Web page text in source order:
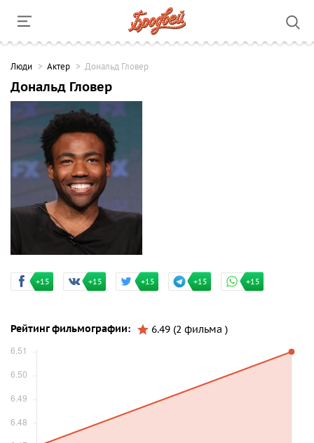
Люди Актер Дональд Гловер
Дональд Гловер
+15 +15 +15 +15 +15
Рейтинг фильмографии: 6.49 (2 фильма )